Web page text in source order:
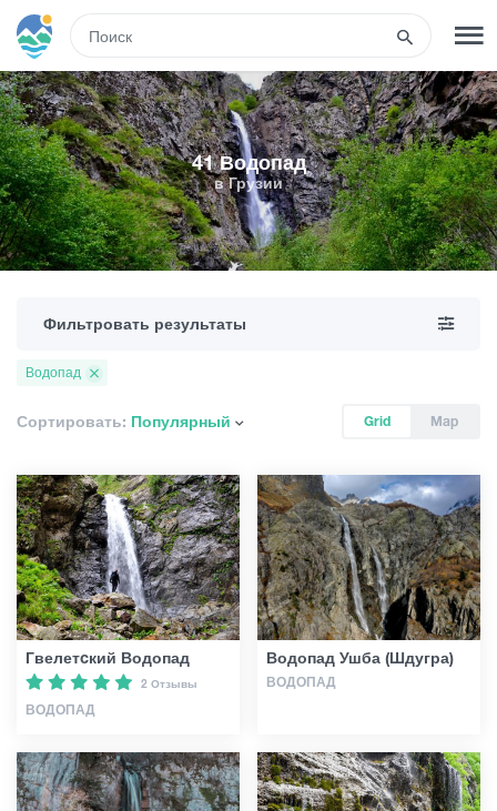
РЕГИСТРАЦИЯ ВХОД
Развлечения
Туры
Еда и вино
Гиды
Статьи
Транспорт
События
41 Водопад
в Грузии
Фильтровать результаты
Grid Map
Сортировать: Популярный
Водопад
Гвелетcкий Водопад
2 Отзывы
ВОДОПАД
Водопад Ушба (Шдугра)
ВОДОПАД